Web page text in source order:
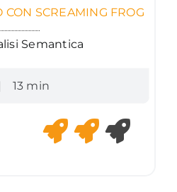
SCREAMING FROG
Semantica
13 min